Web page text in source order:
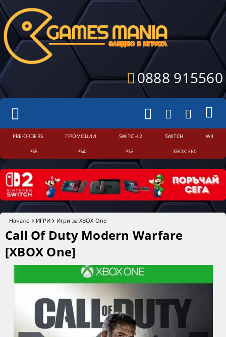
0888 915560
PRE-ORDERS ПРОМОЦИИ SWITCH 2 SWITCH WII
PS5 PS4 PS3 XBOX 360
Начало ИГРИ Игри за XBOX One
Call Of Duty Modern Warfare
[XBOX One]